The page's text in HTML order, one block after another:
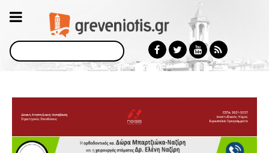
Αναζήτηση